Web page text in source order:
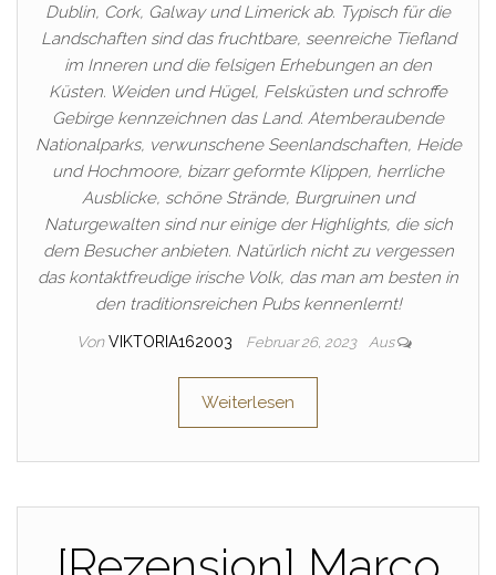
Dublin, Cork, Galway und Limerick ab. Typisch für die
Landschaften sind das fruchtbare, seenreiche Tiefland
im Inneren und die felsigen Erhebungen an den
Küsten. Weiden und Hügel, Felsküsten und schroffe
Gebirge kennzeichnen das Land. Atemberaubende
Nationalparks, verwunschene Seenlandschaften, Heide
und Hochmoore, bizarr geformte Klippen, herrliche
Ausblicke, schöne Strände, Burgruinen und
Naturgewalten sind nur einige der Highlights, die sich
dem Besucher anbieten. Natürlich nicht zu vergessen
das kontaktfreudige irische Volk, das man am besten in
den traditionsreichen Pubs kennenlernt!
Von VIKTORIA162003 Februar 26, 2023 Aus
Weiterlesen